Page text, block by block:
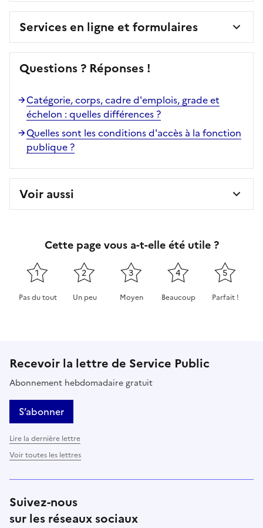
Services en ligne et formulaires
Questions ? Réponses !
Catégorie, corps, cadre d'emplois, grade et
échelon : quelles différences ?
Quelles sont les conditions d'accès à la fonction
publique ?
Voir aussi
Cette page vous a-t-elle été utile ?
1
Pas du tout
2
Un peu
3
Moyen
4
Beaucoup
5
Parfait !
Recevoir la lettre de Service Public
Abonnement hebdomadaire gratuit
S’abonner
Lire la dernière lettre
Voir toutes les lettres
Suivez-nous
sur les réseaux sociaux